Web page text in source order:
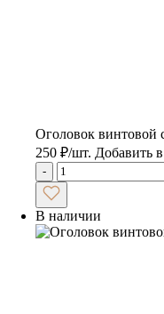
Оголовок винтовой
250 ₽/шт. Добавить
-
В наличии